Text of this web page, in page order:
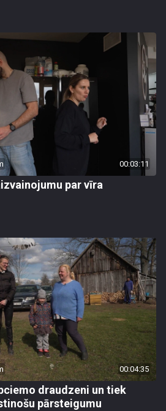
00:03:11
par vīra
00:04:35
draudzeni un tiek
pārsteigumu